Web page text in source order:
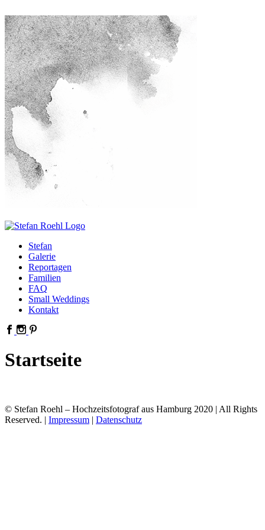
Stefan
Galerie
Reportagen
Familien
FAQ
Small Weddings
Kontakt
Startseite
© Stefan Roehl – Hochzeitsfotograf aus Hamburg 2020 | All Rights
Reserved. | Impressum | Datenschutz